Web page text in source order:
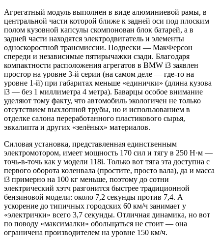
Агрегатный модуль выполнен в виде алюминиевой рамы, в
центральной части которой ближе к задней оси под плоским
полом кузовной капсулы скомпонован блок батарей, а в
задней части находятся электродвигатель и элементы
односкоростной трансмиссии. Подвески — МакФерсон
спереди и независимые пятирычажки сзади. Благодаря
компактности расположения агрегатов в BMW i3 заявлен
простор на уровне 3-й серии (на самом деле — где-то на
уровне 1-й) при габаритах меньше «единички» (длина кузова
i3 — без 1 миллиметра 4 метра). Баварцы особое внимание
уделяют тому факту, что автомобиль экологичен не только
отсутствием выхлопной трубы, но и использованием в
отделке салона переработанного пластикового сырья,
эвкалипта и других «зелёных» материалов.
Силовая установка, представленная единственным
электромотором, имеет мощность 170 сил и тягу в 250 Н·м —
точь-в-точь как у модели 118i. Только вот тяга эта доступна с
первого оборота коленвала (простите, просто вала), да и масса
i3 примерно на 100 кг меньше, поэтому до сотни
электрический хэтч разгонится быстрее традиционной
бензиновой модели: около 7,2 секунды против 7,4. А
ускорение до типичных городских 60 км/ч занимает у
«электрички» всего 3,7 секунды. Отличная динамика, но вот
по поводу «максималки» обольщаться не стоит — она
ограничена производителем на уровне 150 км/ч.